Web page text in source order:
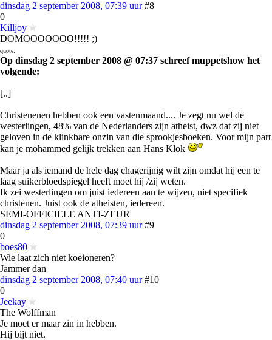
dinsdag 2 september 2008, 07:39 uur #8
0
Killjoy
DOMOOOOOOO!!!!! ;)
quote:
Op dinsdag 2 september 2008 @ 07:37 schreef muppetshow het
volgende:
[..]
Christenenen hebben ook een vastenmaand.... Je zegt nu wel de
westerlingen, 48% van de Nederlanders zijn atheist, dwz dat zij niet
geloven in de klinkbare onzin van die sprookjesboeken. Voor mijn part
kan je mohammed gelijk trekken aan Hans Klok
Maar ja als iemand de hele dag chagerijnig wilt zijn omdat hij een te
laag suikerbloedspiegel heeft moet hij /zij weten.
Ik zei westerlingen om juist iedereen aan te wijzen, niet specifiek
christenen. Juist ook de atheisten, iedereen.
SEMI-OFFICIELE ANTI-ZEUR
dinsdag 2 september 2008, 07:39 uur #9
0
boes80
Wie laat zich niet koeioneren?
Jammer dan
dinsdag 2 september 2008, 07:40 uur #10
0
Jeekay
The Wolffman
Je moet er maar zin in hebben.
Hij bijt niet.